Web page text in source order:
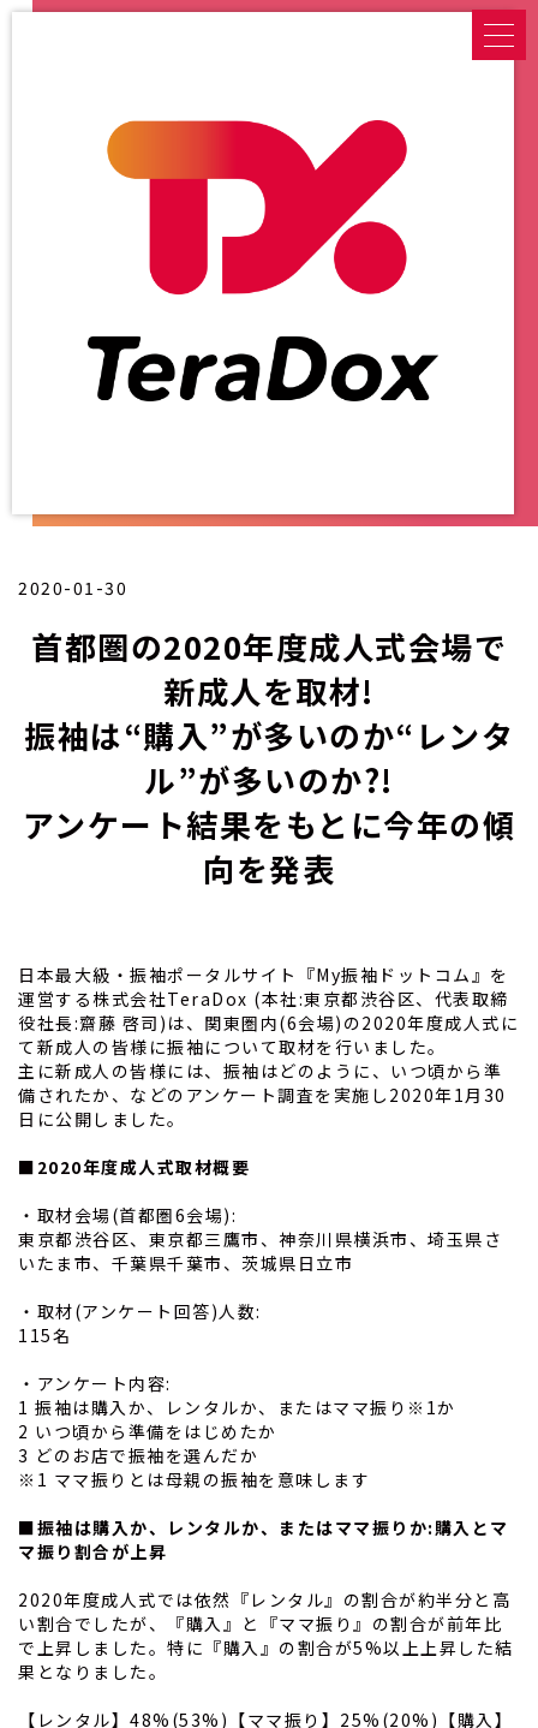
NEWS 新着情報
2020-01-30
首都圏の2020年度成人式会場で
新成人を取材!
振袖は“購入”が多いのか“レンタ
ル”が多いのか?!
アンケート結果をもとに今年の傾
向を発表
日本最大級・振袖ポータルサイト『My振袖ドットコム』を
運営する株式会社TeraDox (本社:東京都渋谷区、代表取締
役社長:齋藤 啓司)は、関東圏内(6会場)の2020年度成人式に
て新成人の皆様に振袖について取材を行いました。
主に新成人の皆様には、振袖はどのように、いつ頃から準
備されたか、などのアンケート調査を実施し2020年1月30
日に公開しました。
■2020年度成人式取材概要
・取材会場(首都圏6会場):
東京都渋谷区、東京都三鷹市、神奈川県横浜市、埼玉県さ
いたま市、千葉県千葉市、茨城県日立市
・取材(アンケート回答)人数:
115名
・アンケート内容:
1 振袖は購入か、レンタルか、またはママ振り※1か
2 いつ頃から準備をはじめたか
3 どのお店で振袖を選んだか
※1 ママ振りとは母親の振袖を意味します
■振袖は購入か、レンタルか、またはママ振りか:購入とマ
マ振り割合が上昇
2020年度成人式では依然『レンタル』の割合が約半分と高
い割合でしたが、『購入』と『ママ振り』の割合が前年比
で上昇しました。特に『購入』の割合が5%以上上昇した結
果となりました。
【レンタル】48%(53%)【ママ振り】25%(20%)【購入】